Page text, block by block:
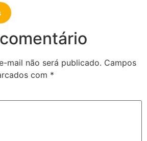
mail não será publicado. Campos
com *